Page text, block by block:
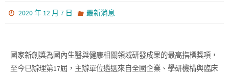
2020 年 12 月 7 日 最新消息
國家新創獎為國內生醫與健康相關領域研發成果的最高指標獎項，
至今已辦理第17屆，主辦單位遴選來自全國企業、學研機構與臨床